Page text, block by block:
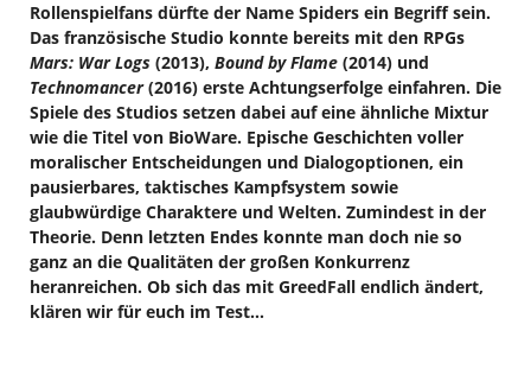
Rollenspielfans dürfte der Name Spiders ein Begriff sein.
Das französische Studio konnte bereits mit den RPGs
Mars: War Logs (2013), Bound by Flame (2014) und
Technomancer(2016) erste Achtungserfolge einfahren. Die
Spiele des Studios setzen dabei auf eine ähnliche Mixtur
wie die Titel von BioWare. Epische Geschichten voller
moralischer Entscheidungen und Dialogoptionen, ein
pausierbares, taktisches Kampfsystem sowie
glaubwürdige Charaktere und Welten. Zumindest in der
Theorie. Denn letzten Endes konnte man doch nie so
ganz an die Qualitäten der großen Konkurrenz
heranreichen. Ob sich das mit GreedFall endlich ändert,
klären wir für euch im Test…